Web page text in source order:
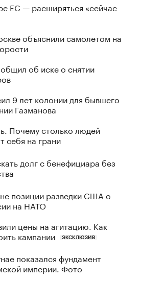
ЕС — расширяться «сейчас
объяснили самолетом на
об иске о снятии
9 лет колонии для бывшего
Газманова
Почему столько людей
себя на грани
долг с бенефициара без
позиции разведки США о
на НАТО
цены на агитацию. Как
кампании
ЭКСКЛЮЗИВ
показался фундамент
империи. Фото